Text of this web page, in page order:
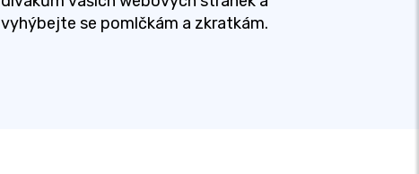
vyhýbejte se pomlčkám a zkratkám.